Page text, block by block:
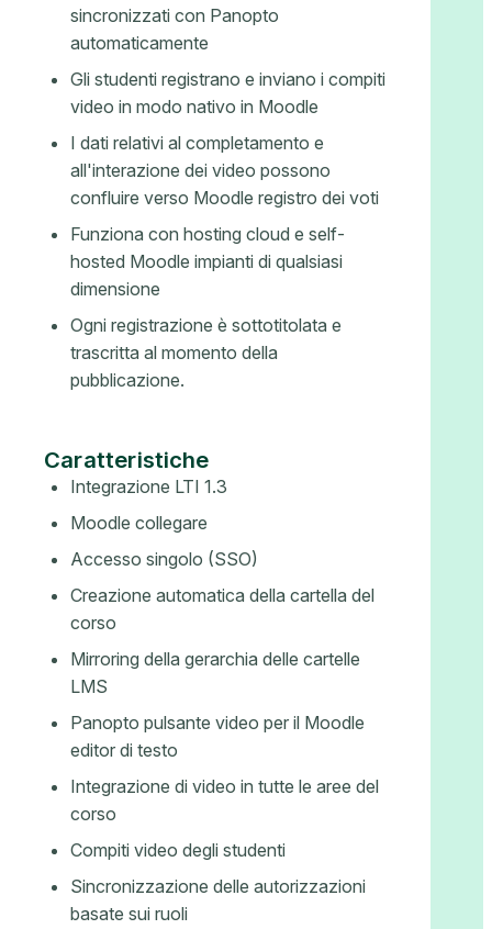
sincronizzati con Panopto
automaticamente
Gli studenti registrano e inviano i compiti
video in modo nativo in Moodle
I dati relativi al completamento e
all'interazione dei video possono
confluire verso Moodle registro dei voti
Funziona con hosting cloud e self-
hosted Moodle impianti di qualsiasi
dimensione
Ogni registrazione è sottotitolata e
trascritta al momento della
pubblicazione.
Caratteristiche
Integrazione LTI 1.3
Moodle collegare
Accesso singolo (SSO)
Creazione automatica della cartella del
corso
Mirroring della gerarchia delle cartelle
LMS
Panopto pulsante video per il Moodle
editor di testo
Integrazione di video in tutte le aree del
corso
Compiti video degli studenti
Sincronizzazione delle autorizzazioni
basate sui ruoli